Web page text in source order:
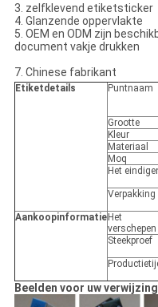
3. zelfklevend etiketsticker
4. Glanzende oppervlakte
5. OEM en ODM zijn
document vakje drukken
7. Chinese fabrikant
Etiketdetails Puntnaam
Grootte
Kleur
Materiaal
Moq
Het
Verpakking
Aankoopinformatie Het
verschepen
Steekproef
Beelden voor uw verwijzing